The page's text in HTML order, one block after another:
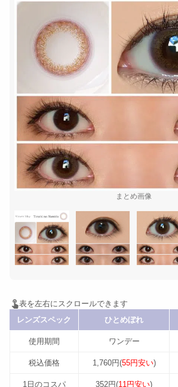
まとめ画像
レンズスペック ひとめぼれ
使用期間 ワンデー
税込価格 1,760円(55円安い)
1日のコスパ 352円(11円安い)